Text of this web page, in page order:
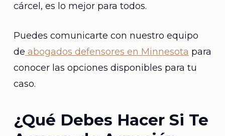
cárcel, es lo mejor para todos.
Puedes comunicarte con nuestro equipo
de abogados defensores en Minnesota para
conocer las opciones disponibles para tu
caso.
¿Qué Debes Hacer Si Te